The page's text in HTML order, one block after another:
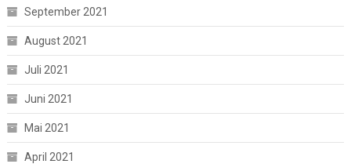
September 2021
August 2021
Juli 2021
Juni 2021
Mai 2021
April 2021